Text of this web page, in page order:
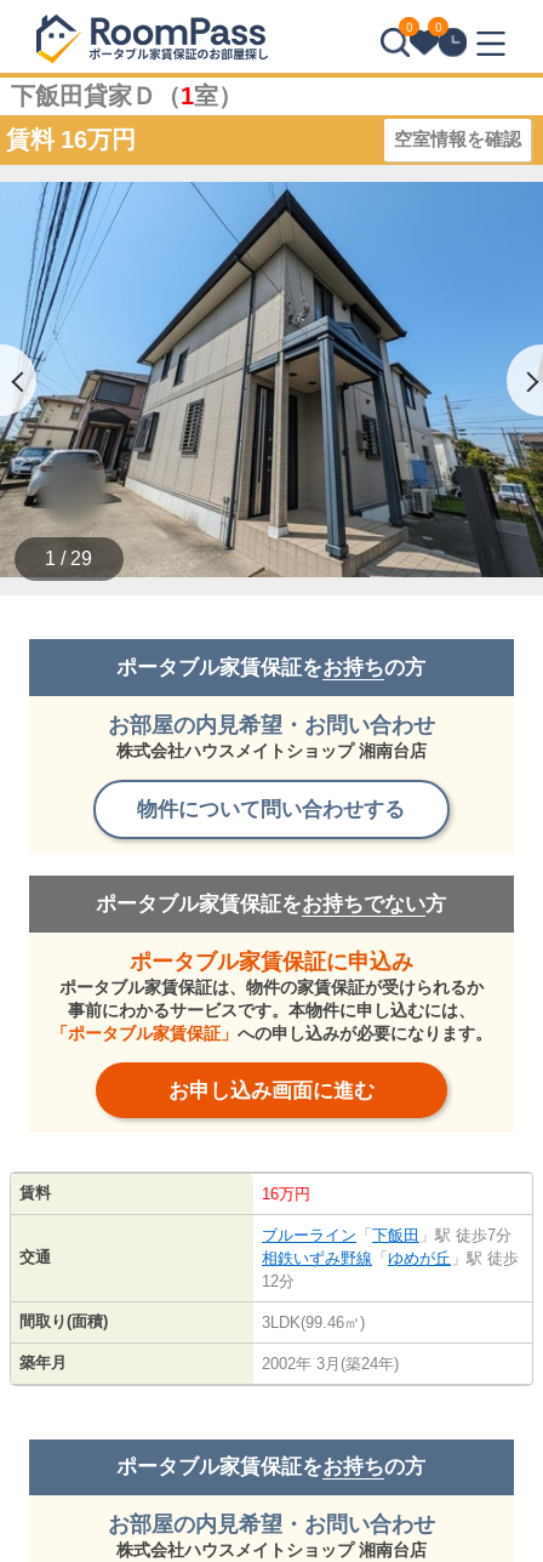
0 0
下飯田貸家Ｄ（1室）
賃料 16万円 空室情報を確認
1 / 29
ポータブル家賃保証をお持ちの方
お部屋の内見希望・お問い合わせ
株式会社ハウスメイトショップ 湘南台店
物件について問い合わせする
ポータブル家賃保証をお持ちでない方
ポータブル家賃保証に申込み
ポータブル家賃保証は、物件の家賃保証が受けられるか
事前にわかるサービスです。本物件に申し込むには、
「ポータブル家賃保証」 への申し込みが必要になります。
お申し込み画面に進む
賃料 16万円
交通
ブルーライン 「下飯田 」駅 徒歩7分
相鉄いずみ野線 「ゆめが丘 」駅 徒歩
12分
間取り(面積) 3LDK(99.46㎡)
築年月 2002年 3月(築24年)
ポータブル家賃保証をお持ちの方
お部屋の内見希望・お問い合わせ
株式会社ハウスメイトショップ 湘南台店